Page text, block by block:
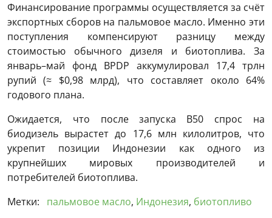
Финансирование программы осуществляется за счёт
экспортных сборов на пальмовое масло. Именно эти
поступления компенсируют разницу между
стоимостью обычного дизеля и биотоплива. За
январь–май фонд BPDP аккумулировал 17,4 трлн
рупий (≈ $0,98 млрд), что составляет около 64%
годового плана.
Ожидается, что после запуска B50 спрос на
биодизель вырастет до 17,6 млн килолитров, что
укрепит позиции Индонезии как одного из
крупнейших мировых производителей и
потребителей биотоплива.
Метки:
пальмовое масло, Индонезия, биотопливо